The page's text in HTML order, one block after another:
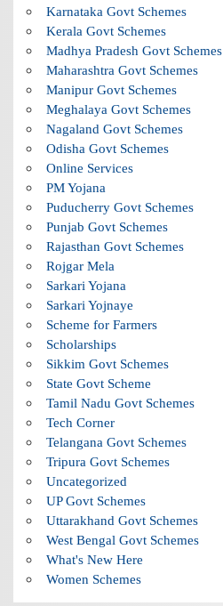
Karnataka Govt Schemes
Kerala Govt Schemes
Madhya Pradesh Govt Schemes
Maharashtra Govt Schemes
Manipur Govt Schemes
Meghalaya Govt Schemes
Nagaland Govt Schemes
Odisha Govt Schemes
Online Services
PM Yojana
Puducherry Govt Schemes
Punjab Govt Schemes
Rajasthan Govt Schemes
Rojgar Mela
Sarkari Yojana
Sarkari Yojnaye
Scheme for Farmers
Scholarships
Sikkim Govt Schemes
State Govt Scheme
Tamil Nadu Govt Schemes
Tech Corner
Telangana Govt Schemes
Tripura Govt Schemes
Uncategorized
UP Govt Schemes
Uttarakhand Govt Schemes
West Bengal Govt Schemes
What's New Here
Women Schemes